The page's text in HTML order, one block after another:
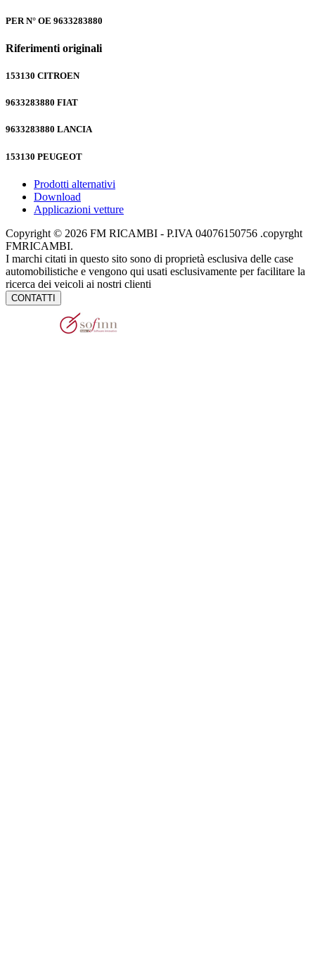
PER N° OE 9633283880
Riferimenti originali
153130 CITROEN
9633283880 FIAT
9633283880 LANCIA
153130 PEUGEOT
Prodotti alternativi
Download
Applicazioni vetture
Copyright © 2026 FM RICAMBI - P.IVA 04076150756 .copyrght
FMRICAMBI.
I marchi citati in questo sito sono di proprietà esclusiva delle case
automobilistiche e vengono qui usati esclusivamente per facilitare la
ricerca dei veicoli ai nostri clienti
CONTATTI